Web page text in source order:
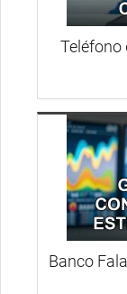
Teléfono
Banco